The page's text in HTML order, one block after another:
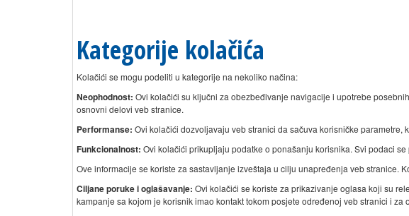
Kategorije kolačića
Kolačići se mogu podeliti u kategorije na nekoliko načina:
Neophodnost: Ovi kolačići su ključni za obezbeđivanje navigacije i upotrebe
osnovni delovi veb stranice.
Performanse: Ovi kolačići dozvoljavaju veb stranici da sačuva korisničke
Funkcionalnost: Ovi kolačići prikupljaju podatke o ponašanju korisnika. Svi podaci
Ove informacije se koriste za sastavljanje izveštaja u cilju unapređenja veb stranice.
Ciljane poruke i oglašavanje: Ovi kolačići se koriste za prikazivanje oglasa koji su
kampanje sa kojom je korisnik imao kontakt tokom posjete određenoj veb stranici i